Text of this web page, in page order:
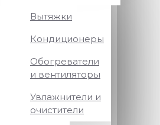
Вытяжки
Кондиционеры
Обогреватели
и вентиляторы
Увлажнители и
очистители